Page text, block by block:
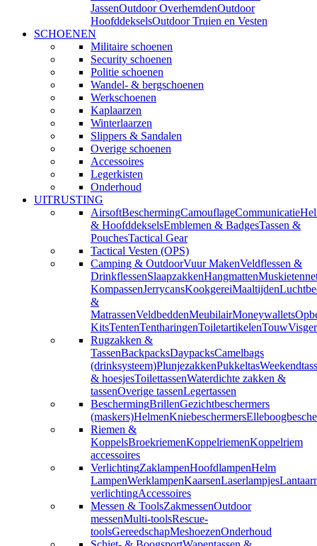
JassenOutdoor OverhemdenOutdoor
HoofddekselsOutdoor Truien en Vesten
SCHOENEN
Militaire schoenen
Security schoenen
Politie schoenen
Wandel- & bergschoenen
Werkschoenen
Kaplaarzen
Winterlaarzen
Slippers & Sandalen
Overige schoenen
Accessoires
Legerkisten
Onderhoud
UITRUSTING
AirsoftBeschermingCamouflageCommunicatie
& HoofddekselsEmblemen & BadgesTassen &
PouchesTactical Gear
Tactical Vesten (OPS)
Camping & OutdoorVuur MakenVeldflessen &
DrinkflessenSlaapzakkenHangmatten
KompassenJerrycansKookgereiMaaltijden
&
MatrassenVeldbeddenMeubilairMoneywallets
KitsTentenTentharingenToiletartikelenTouw
Rugzakken &
TassenBackpacksDaypacksCamelbags
(drinksysteem)PlunjezakkenPukkeltas
& hoesjesToilettassenWaterdichte zakken &
tassenOverige tassenLegertassen
BeschermingBrillenGezichtbeschermers
(maskers)HelmenKniebeschermers
Riemen &
KoppelsBroekriemenKoppelriemenKoppelriem
accessoires
VerlichtingZaklampenHoofdlampenHelm
LampenWerklampenKaarsenLaserlampjes
verlichtingAccessoires
Messen & ToolsZakmessenOutdoor
messenMulti-toolsRescue-
toolsGereedschapMeshoezenOnderhoud